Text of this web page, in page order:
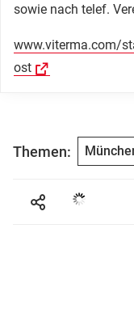
sowie nach telef.
www.viterma.com/
ost
Themen: